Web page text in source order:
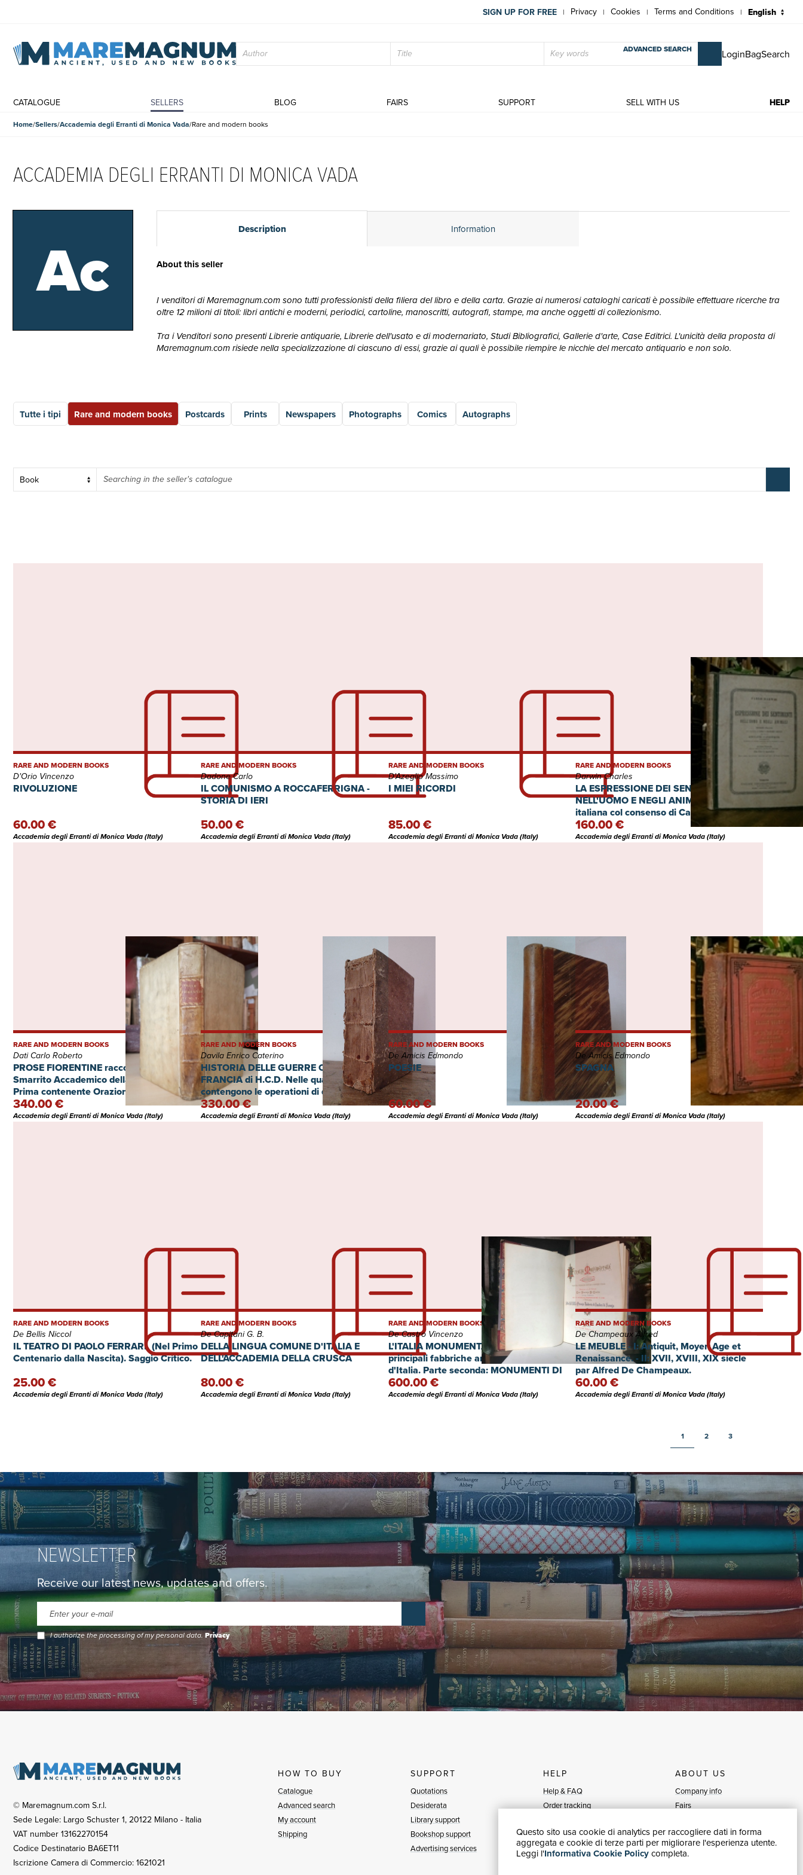
Questo sito usa cookie di analytics per raccogliere dati in forma
aggregata e cookie di terze parti per migliorare l'esperienza utente.
Leggi l'Informativa Cookie Policycompleta.
SIGN UP FOR FREE | Privacy | Cookies | Terms and Conditions |
ADVANCED SEARCH LoginBagSearch
CATALOGUE SELLERS BLOG FAIRS SUPPORT SELL WITH US HELP
Home Sellers Accademia degli Erranti di Monica Vada Rare and modern books
ACCADEMIA DEGLI ERRANTI DI MONICA VADA
Ac Description Information
About this seller
I venditori di Maremagnum.com sono tutti professionisti della filiera del libro e della carta. Grazie ai numerosi cataloghi caricati è possibile effettuare ricerche tra
oltre 12 milioni di titoli: libri antichi e moderni, periodici, cartoline, manoscritti, autografi, stampe, ma anche oggetti di collezionismo.
Tra i Venditori sono presenti Librerie antiquarie, Librerie dell'usato e di modernariato, Studi Bibliografici, Gallerie d'arte, Case Editrici. L'unicità della proposta di
Maremagnum.com risiede nella specializzazione di ciascuno di essi, grazie ai quali è possibile riempire le nicchie del mercato antiquario e non solo.
Tutte i tipi Rare and modern books Postcards Prints Newspapers Photographs Comics Autographs
RIVOLUZIONE
RARE AND MODERN BOOKS
D'Orio Vincenzo
60.00 €
Accademia degli Erranti di Monica Vada (Italy)
IL COMUNISMO A ROCCAFERRIGNA -
STORIA DI IERI
RARE AND MODERN BOOKS
Dadone Carlo
50.00 €
Accademia degli Erranti di Monica Vada (Italy)
I MIEI RICORDI
RARE AND MODERN BOOKS
D'Azeglio Massimo
85.00 €
Accademia degli Erranti di Monica Vada (Italy)
LA ESPRESSIONE DEI SENTIMENTI
NELL'UOMO E NEGLI ANIMALI. Versione
italiana col consenso di Carlo e Francesco
Darwin per cura di Giovanni Canestrini
RARE AND MODERN BOOKS
Darwin Charles
160.00 €
Accademia degli Erranti di Monica Vada (Italy)
PROSE FIORENTINE raccolte dallo
Smarrito Accademico della Crusca. Parte
Prima contenente Orazioni.
RARE AND MODERN BOOKS
Dati Carlo Roberto
340.00 €
Accademia degli Erranti di Monica Vada (Italy)
HISTORIA DELLE GUERRE CIVILI DI
FRANCIA di H.C.D. Nelle quali si
contengono le operationi di quattro re:
Francesco II, Carlo IX, Henrico III &
Henrico IIII
RARE AND MODERN BOOKS
Davila Enrico Caterino
330.00 €
Accademia degli Erranti di Monica Vada (Italy)
POESIE
RARE AND MODERN BOOKS
De Amicis Edmondo
60.00 €
Accademia degli Erranti di Monica Vada (Italy)
SPAGNA
RARE AND MODERN BOOKS
De Amicis Edmondo
20.00 €
Accademia degli Erranti di Monica Vada (Italy)
IL TEATRO DI PAOLO FERRARI. (Nel Primo
Centenario dalla Nascita). Saggio Critico.
RARE AND MODERN BOOKS
De Bellis Niccol
25.00 €
Accademia degli Erranti di Monica Vada (Italy)
DELLA LINGUA COMUNE D'ITALIA E
DELL'ACCADEMIA DELLA CRUSCA
RARE AND MODERN BOOKS
De Capitani G. B.
80.00 €
Accademia degli Erranti di Monica Vada (Italy)
L'ITALIA MONUMENTALE. Galleria delle
principali fabbriche antiche e moderne
d'Italia. Parte seconda: MONUMENTI DI
MILANO
RARE AND MODERN BOOKS
De Castro Vincenzo
600.00 €
Accademia degli Erranti di Monica Vada (Italy)
LE MEUBLE - I: Antiquit, Moyen Age et
Renaissance. - II: XVII, XVIII, XIX siecle
par Alfred De Champeaux.
RARE AND MODERN BOOKS
De Champeaux Alfred
60.00 €
Accademia degli Erranti di Monica Vada (Italy)
1 2 3
NEWSLETTER
Receive our latest news, updates and offers.
I authorize the processing of my personal data.Privacy
© Maremagnum.com S.r.l.
Sede Legale: Largo Schuster 1, 20122 Milano - Italia
VAT number 13162270154
Codice Destinatario BA6ET11
Iscrizione Camera di Commercio: 1621021
HOW TO BUY
Catalogue
Advanced search
My account
Shipping
SUPPORT
Quotations
Desiderata
Library support
Bookshop support
Advertising services
HELP
Help & FAQ
Order tracking
Invoicing
Carta del Docente / 18App
ABOUT US
Company info
Fairs
Blog
Sell with us